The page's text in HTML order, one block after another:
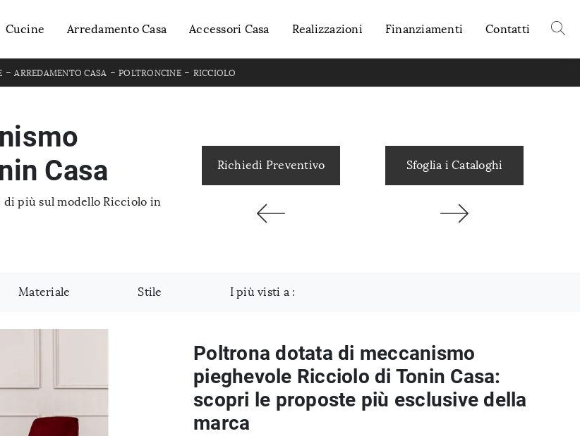
Cucine Arredamento Casa Accessori Casa Realizzazioni Finanziamenti Contatti
-ARREDAMENTO CASA - POLTRONCINE - RICCIOLO
Casa
di più sul modello Ricciolo in
Richiedi Preventivo Sfoglia i Cataloghi
Materiale Stile I più visti a :
Poltrona dotata di meccanismo
pieghevole Ricciolo di Tonin Casa:
scopri le proposte più esclusive della
marca